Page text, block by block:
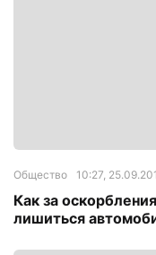
Общество 10:27,
Как за
лишиться